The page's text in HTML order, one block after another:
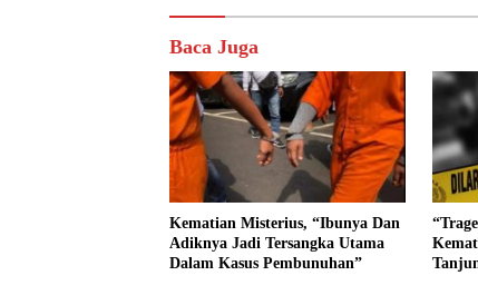
Baca Juga
Kematian Misterius, “Ibunya Dan
Adiknya Jadi Tersangka Utama
Dalam Kasus Pembunuhan”